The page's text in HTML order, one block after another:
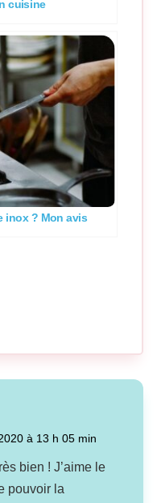
cuisine
inox ? Mon avis
à 13 h 05 min
bien ! J’aime le
pouvoir la